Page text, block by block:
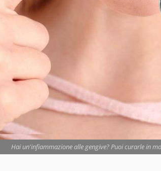
Hai un'infiammazione alle gengive? Puoi curarle in